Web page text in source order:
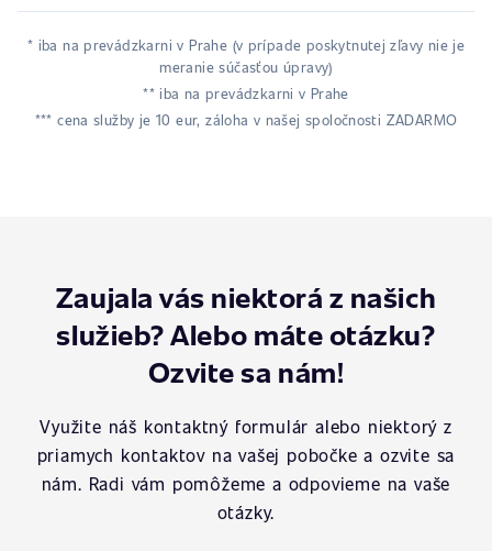
* iba na prevádzkarni v Prahe (v prípade poskytnutej zľavy nie je
meranie súčasťou úpravy)
** iba na prevádzkarni v Prahe
*** cena služby je 10 eur, záloha v našej spoločnosti ZADARMO
Zaujala vás niektorá z našich
služieb? Alebo máte otázku?
Ozvite sa nám!
Využite náš kontaktný formulár alebo niektorý z
priamych kontaktov na vašej pobočke a ozvite sa
nám. Radi vám pomôžeme a odpovieme na vaše
otázky.